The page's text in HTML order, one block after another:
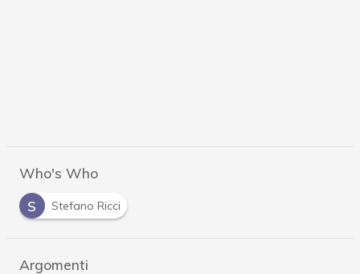
Who's Who
S
Stefano Ricci
Argomenti